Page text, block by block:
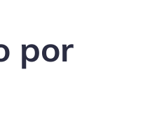
por